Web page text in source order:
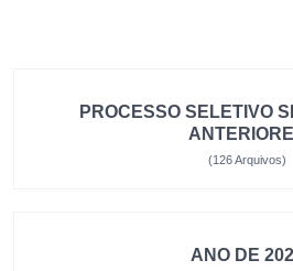
PROCESSO SELETIVO
(126 Arquivos)
ANO DE